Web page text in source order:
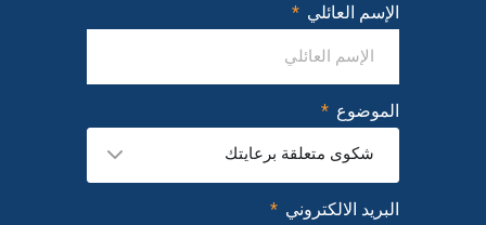
الإسم العائلي
الموضوع
شكوى متعلقة برعايتك
البريد الالكتروني